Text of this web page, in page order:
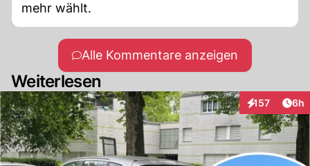
mehr wählt.
Alle Kommentare anzeigen
Weiterlesen
157
Interaktionen
6h